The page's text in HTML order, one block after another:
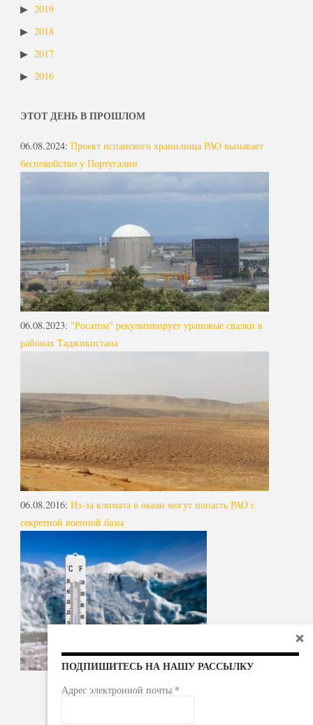
2019
2018
2017
2016
ЭТОТ ДЕНЬ В ПРОШЛОМ
06.08.2024: Проект испанского хранилища РАО вызывает
беспокойство у Португалии
06.08.2023: "Росатом" рекультивирует урановые свалки в
районах Таджикистана
06.08.2016: Из-за климата в океан могут попасть РАО с
секретной военной базы
ПОДПИШИТЕСЬ НА НАШУ РАССЫЛКУ
Адрес электронной почты *